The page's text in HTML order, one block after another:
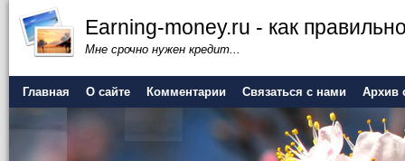
Earning-money.ru - как
Мне срочно нужен кредит...
Главная О сайте Комментарии Связаться с нами Архив